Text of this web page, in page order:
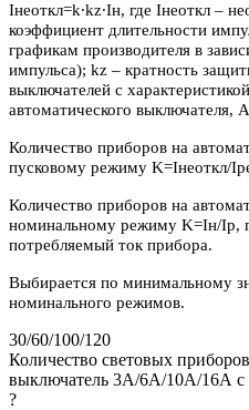
Iнеоткл=k∙kz∙Iн, где Iнеоткл –
коэффициент длительности
графикам производителя в
импульса); kz – кратность
выключателей с
автоматического выключателя,
Количество приборов на
пусковому режиму K=Iнеоткл/
Количество приборов на
номинальному режиму K=Iн/Iр,
потребляемый ток прибора.
Выбирается по минимальному
номинального режимов.
30/60/100/120
Количество световых
выключатель 3А/6А/10А/16А с
?